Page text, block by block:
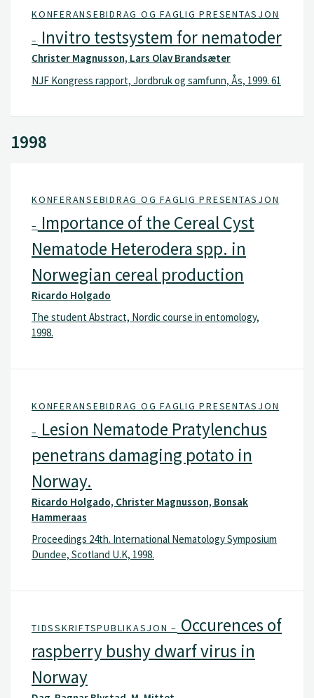
KONFERANSEBIDRAG OG FAGLIG PRESENTASJON
– Invitro testsystem for nematoder
Christer Magnusson, Lars Olav Brandsæter
NJF Kongress rapport, Jordbruk og samfunn, Ås, 1999. 61
1998
KONFERANSEBIDRAG OG FAGLIG PRESENTASJON
– Importance of the Cereal Cyst
Nematode Heterodera spp. in
Norwegian cereal production
Ricardo Holgado
The student Abstract, Nordic course in entomology,
1998.
KONFERANSEBIDRAG OG FAGLIG PRESENTASJON
– Lesion Nematode Pratylenchus
penetrans damaging potato in
Norway.
Ricardo Holgado, Christer Magnusson, Bonsak
Hammeraas
Proceedings 24th. International Nematology Symposium
Dundee, Scotland U.K, 1998.
TIDSSKRIFTSPUBLIKASJON – Occurences of
raspberry bushy dwarf virus in
Norway